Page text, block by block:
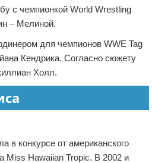
с чемпионкой World Wrestling
– Мелиной.
для чемпионов WWE Tag
Кендрика. Согласно сюжету
Холл.
в конкурсе от американского
Miss Hawaiian Tropic. В 2002 и